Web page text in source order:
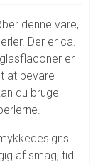
denne vare,
Der er ca.
er
at bevare
du bruge
af smag, tid